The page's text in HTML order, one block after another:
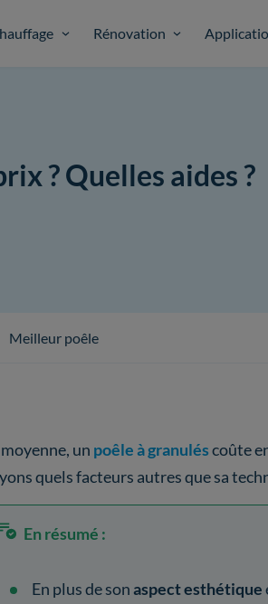
Rénovation
? Quelles aides ?
Meilleur poêle
un poêle à granuléscoûte
quels facteurs autres que sa
En résumé :
En plus de sonaspect esthétique